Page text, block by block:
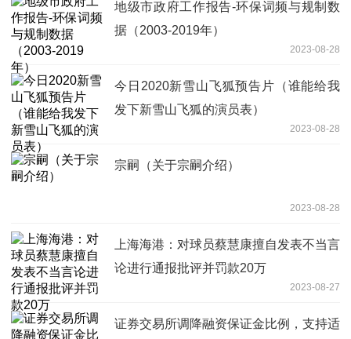
地级市政府工作报告-环保词频与规制数
据（2003-2019年）
2023-08-28
今日2020新雪山飞狐预告片（谁能给我
发下新雪山飞狐的演员表）
2023-08-28
宗嗣（关于宗嗣介绍）
2023-08-28
上海海港：对球员蔡慧康擅自发表不当言
论进行通报批评并罚款20万
2023-08-27
证券交易所调降融资保证金比例，支持适